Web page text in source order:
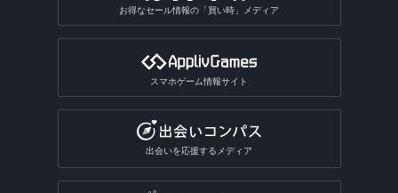
バドミントンゲームアプリ
ビリヤードゲームアプリ
チンチロリンアプリ
2048系ゲームアプリ
パズルボブル系ゲームアプリ
モンスト系ゲームアプリ
不思議のダンジョン系アプリ
3Dサンドボックスアプリ
転職アプリ
バイト探しアプリ
インターンアプリ
アバターSNSアプリ
植物図鑑アプリ
読書記録・本棚管理アプリ
風水アプリ
四柱推命アプリ
タロットアプリ
おもしろい診断アプリ総合
恋愛診断アプリ
ギャンブルアプリ
パチンコ・パチスロアプリ
宝くじアプリ
公営ギャンブルアプリ
テレビアプリ総合
オタクアプリ
おもしろ加工アプリ
GIF作成アプリ
動画に文字を入れるアプリ
同じ写真を探すアプリ
お得なセール情報の「買い時」メディア
スマホゲーム情報サイト
出会いを応援するメディア